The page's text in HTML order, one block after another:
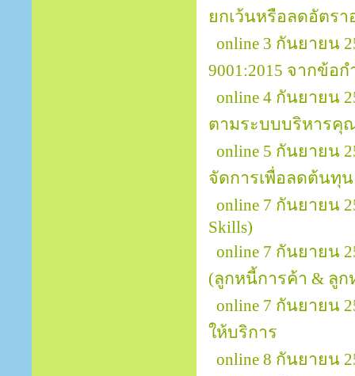
ยกเว้นหรือลดอัตรา
online 3 กันยายน
9001:2015 จากข้อ
online 4 กันยายน
ตามระบบบริหารคุณ
online 5 กันยายน
จัดการเพื่อลดต้นทุ
online 7 กันยายน
Skills)
online 7 กันยายน
(ลูกหนี้การค้า & ลูก
online 7 กันยายน
ให้บริการ
online 8 กันยายน